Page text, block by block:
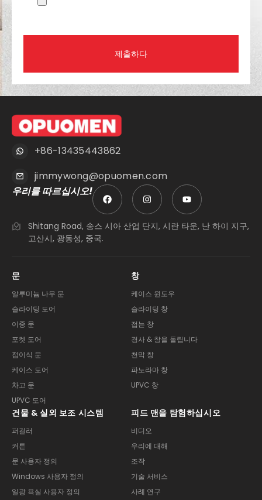
제출하다
+86-13435443862
jimmywong@opuomen.com
우리를 따르십시오!
Shitang Road, 송스 시아 산업 단지, 시란 타운, 난 하이 지구,
고산시, 광동성, 중국.
문
알루미늄 나무 문
슬라이딩 도어
이중 문
포켓 도어
접이식 문
케이스 도어
차고 문
UPVC 도어
창
케이스 윈도우
슬라이딩 창
접는 창
경사 & 창을 돌립니다
천막 창
파노라마 창
UPVC 창
건물 & 실외 보조 시스템
퍼걸러
커튼
문 사용자 정의
Windows 사용자 정의
일광 욕실 사용자 정의
피드 맨을 탐험하십시오
비디오
우리에 대해
조작
기술 서비스
사례 연구